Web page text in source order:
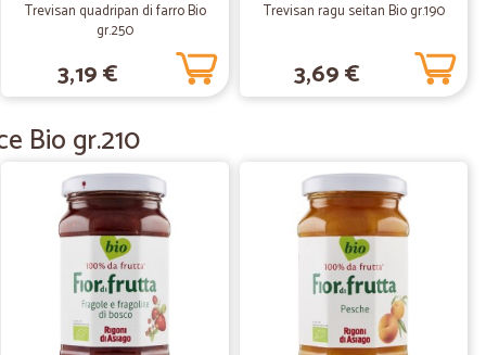
covid e non sapevo come procurarmi la spesa. Mi
un colpo di fulmine. C'è tutto ciò di cui si può avere
La spesa viene consegnata velocemente e molto ben
refrigerati. Gentilissimi i corrieri e l'assistenza clienti.
29/12/2020
per conservare la loro integrità. Bravi!
20/12/2020
Trevisan quadripan di farro Bio
gr.250
3,19 €
Trevisan ragu seitan Bio gr.190
3,69 €
Bio gr.210